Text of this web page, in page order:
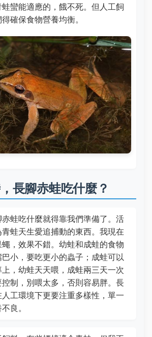
蠻能適應的，餓不死。但人工飼
確保食物營養均衡。
長腳赤蛙吃什麼？
蛙吃什麼就得靠我們準備了。活
蛙天生愛追捕動的東西。我現在
，效果不錯。幼蛙和成蛙的食物
小，要吃更小的蟲子；成蛙可以
，幼蛙天天喂，成蛙兩三天一次
制，別喂太多，否則容易胖。長
工環境下更要注重多樣性，單一
良。